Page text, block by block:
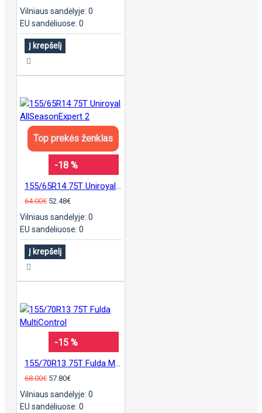
Vilniaus sandėlyje: 0
EU sandėliuose: 0
Į krepšelį
Top prekės ženklas
-18 %
64.00€ 52.48€
Vilniaus sandėlyje: 0
EU sandėliuose: 0
Į krepšelį
-15 %
68.00€ 57.80€
Vilniaus sandėlyje: 0
EU sandėliuose: 0